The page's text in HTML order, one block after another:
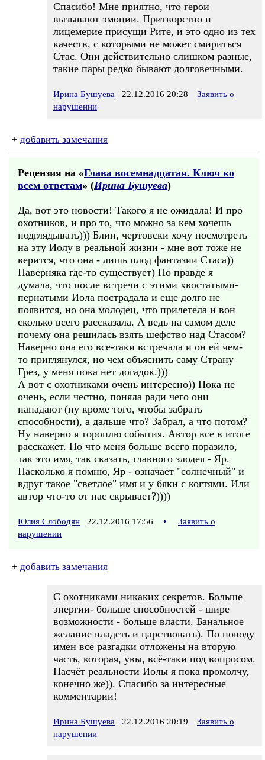
Спасибо! Мне приятно, что герои
вызывают эмоции. Притворство и
лицемерие присущи Рите, и это одно из тех
качеств, с которыми не может смириться
Стас. Они действительно слишком разные,
такие пары редко бывают долговечными.
Ирина Бушуева 22.12.2016 20:28
Заявить о
нарушении
+ добавить замечания
Рецензия на «Глава восемнадцатая. Ключ ко
всем ответам» (Ирина Бушуева)
Да, вот это новости! Такого я не ожидала! И про
охотников, и про то, что можно за кем хочешь
подглядывать))) Блин, чертовски хочу посмотреть
на эту Иолу в реальной жизни - мне вот тоже не
верится, что она - лишь плод фантазии Стаса))
Наверняка где-то существует) По правде я
думала, что после встречи с этими хвостатыми-
пернатыми Иола пострадала и еще долго не
появится, но она молодец, что прилетела и вон
сколько всего рассказала. А ведь на самом деле
почему она решилась взять шефство над Стасом?
Наверно она его все-таки встречала и он ей чем-
то приглянулся, но чем объяснить саму Страну
Грез, у меня пока нет догадок.)))
А вот с охотниками очень интересно)) Пока не
очень, если честно, поняла ради чего они
нападают (ну кроме того, чтобы забрать
способности), а дальше что? Забрал, а что потом?
Ну наверно я тороплю события. Автор все в итоге
расскажет. Но что меня больше всего поразило,
так это имя, так сказать, главного злодея - Яр.
Насколько я помню, Яр - означает "солнечный" и
вдруг такое "светлое" имя и у бяки с когтями. Или
автор что-то от нас скрывает?))))
Юлия Слободян 22.12.2016 17:56 •
Заявить о
нарушении
+ добавить замечания
С охотниками никаких секретов. Больше
энергии- больше способностей - шире
возможности - больше власти. Банальное
желание владеть и царствовать). По поводу
имен все разгадки отложены на вторую
часть, которая, увы, всё-таки под вопросом.
Насчёт реальности Иолы я пока промолчу,
конечно же)). Спасибо за интересные
комментарии!
Ирина Бушуева 22.12.2016 20:19
Заявить о
нарушении